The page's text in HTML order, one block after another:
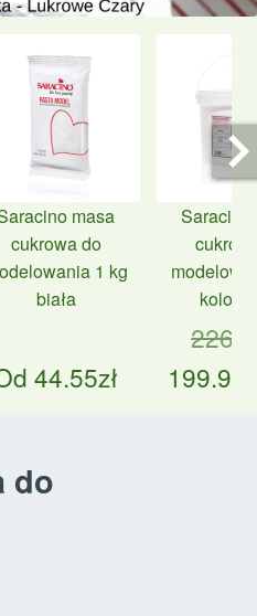
masa
cukrowa do
1 kg
biała
44.55zł
kolor
199.99
do